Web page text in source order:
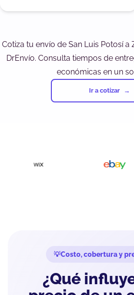
Cotiza tu envío de San Luis Potosí
DrEnvío. Consulta tiempos de
económicas en un
Ir a cotizar
Costo, cobertura y
¿Qué